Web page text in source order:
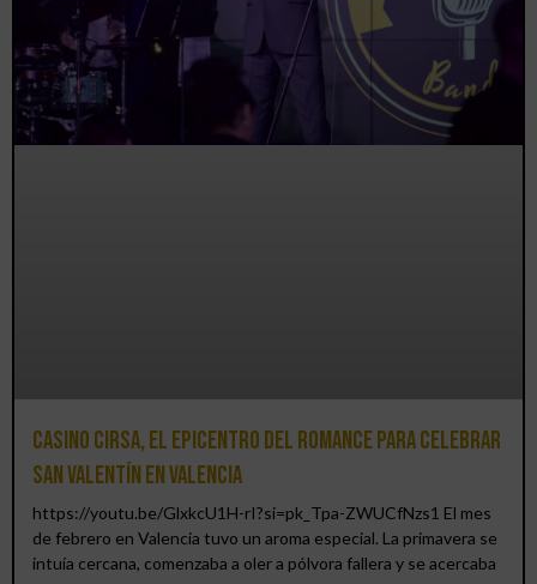
Casino CIRSA, el epicentro del romance para celebrar
San Valentín en Valencia
https://youtu.be/GlxkcU1H-rI?si=pk_Tpa-ZWUCfNzs1 El mes
de febrero en Valencia tuvo un aroma especial. La primavera se
intuía cercana, comenzaba a oler a pólvora fallera y se acercaba